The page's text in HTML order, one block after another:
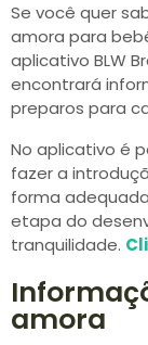
Se você quer
amora para
aplicativo BLW
encontrará
preparos para
No aplicativo é
fazer a
forma
etapa do
tranquilidade.
amora